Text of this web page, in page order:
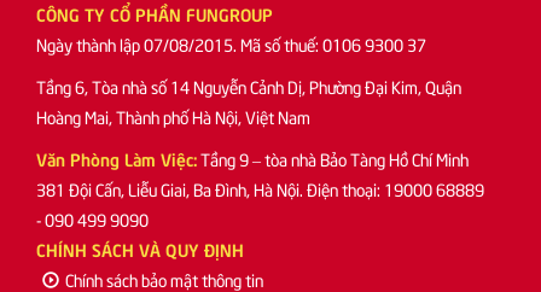
CÔNG TY CỔ PHẦN FUNGROUP
Ngày thành lập 07/08/2015. Mã số thuế: 0106 9300 37
Tầng 6, Tòa nhà số 14 Nguyễn Cảnh Dị, Phường Đại Kim, Quận
Hoàng Mai, Thành phố Hà Nội, Việt Nam
Văn Phòng Làm Việc:Tầng 9 – tòa nhà Bảo Tàng Hồ Chí Minh
381 Đội Cấn, Liễu Giai, Ba Đình, Hà Nội. Điện thoại: 19000 68889
- 090 499 9090
CHÍNH SÁCH VÀ QUY ĐỊNH
Chính sách bảo mật thông tin